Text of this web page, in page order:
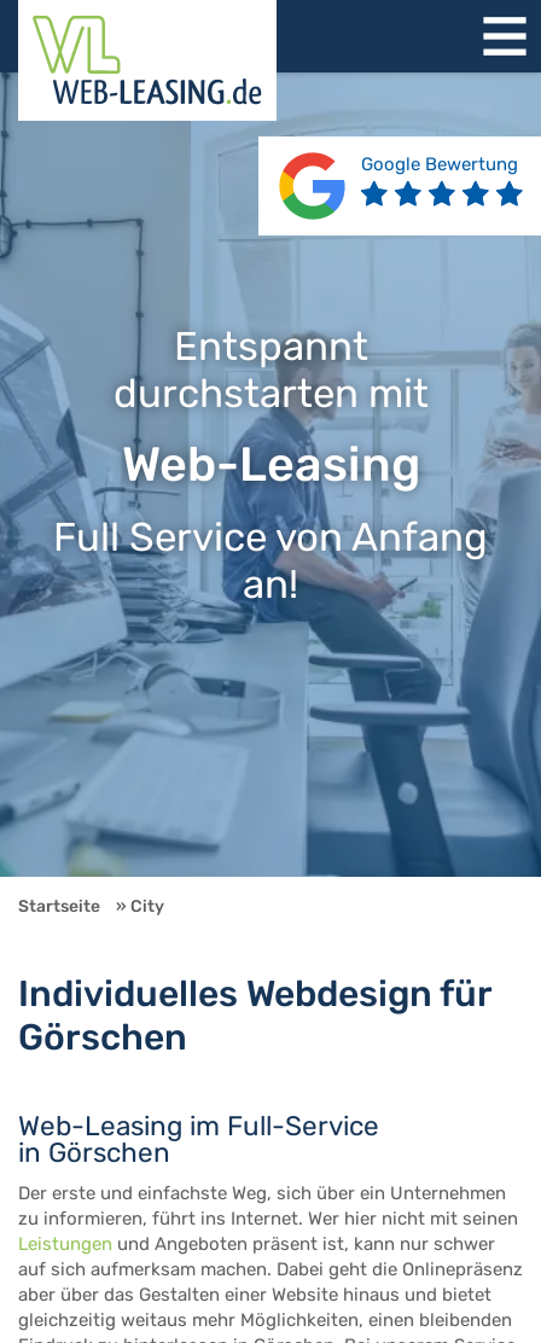
STARTSEITE
ÜBER UNS
PRODUKTE
REFERENZEN
BERATUNG
JOBS
KONTAKT
Entspannt
durchstarten mit
Web-Leasing
Full Service von Anfang
an!
Startseite City
Individuelles Webdesign für
Görschen
Web-Leasing im Full-Service
in Görschen
Der erste und einfachste Weg, sich über ein Unternehmen
zu informieren, führt ins Internet. Wer hier nicht mit seinen
Leistungen und Angeboten präsent ist, kann nur schwer
auf sich aufmerksam machen. Dabei geht die Onlinepräsenz
aber über das Gestalten einer Website hinaus und bietet
gleichzeitig weitaus mehr Möglichkeiten, einen bleibenden
Google Bewertung